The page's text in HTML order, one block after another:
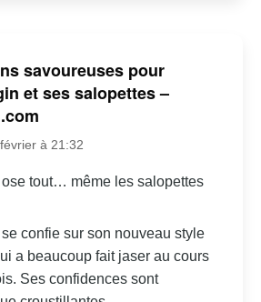
savoureuses pour
et ses salopettes –
à 21:32
tout… même les salopettes
confie sur son nouveau style
a beaucoup fait jaser au cours
Ses confidences sont